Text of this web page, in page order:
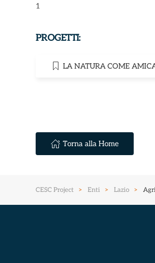
1
PROGETTI:
LA NATURA COME
Torna alla Home
CESC Project Enti Lazio